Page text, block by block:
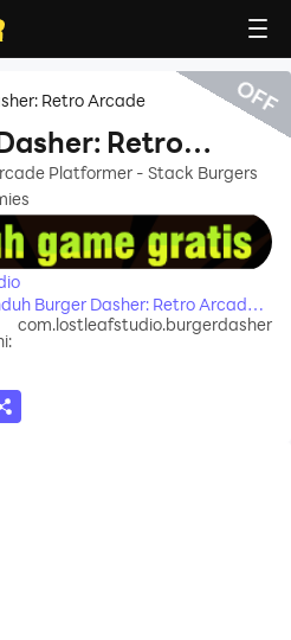
Retro Arcade
Retro
Platformer - Stack Burgers
Burger Dasher: Retro Arcade
com.lostleafstudio.burgerdasher
OFF